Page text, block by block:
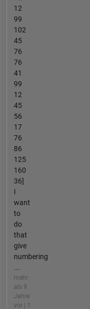
12
99
102
45
76
76
41
99
12
45
56
17
76
86
125
160
36]
I
want
to
do
that
give
numbering
...
mehr
als 9
Jahre
vor | 1